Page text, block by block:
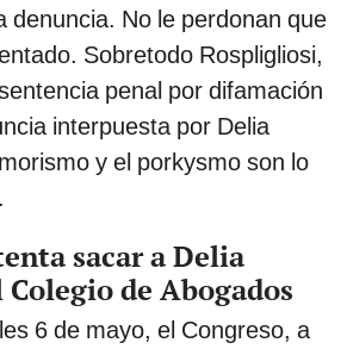
denuncia. No le perdonan que
Sobretodo Rospligliosi,
penal por difamación
interpuesta por Delia
y el porkysmo son lo
sacar a Delia
de Abogados
6 de mayo, el Congreso, a